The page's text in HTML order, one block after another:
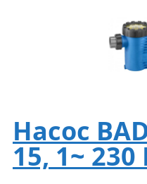
Насос
15, 1~ 230